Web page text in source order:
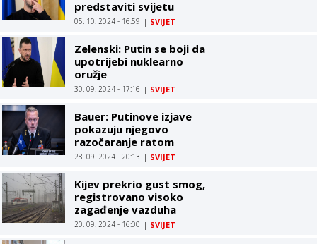
predstaviti svijetu
05. 10. 2024 - 16:59 | SVIJET
Zelenski: Putin se boji da
upotrijebi nuklearno
oružje
30. 09. 2024 - 17:16 | SVIJET
Bauer: Putinove izjave
pokazuju njegovo
razočaranje ratom
28. 09. 2024 - 20:13 | SVIJET
Kijev prekrio gust smog,
registrovano visoko
zagađenje vazduha
20. 09. 2024 - 16:00 | SVIJET